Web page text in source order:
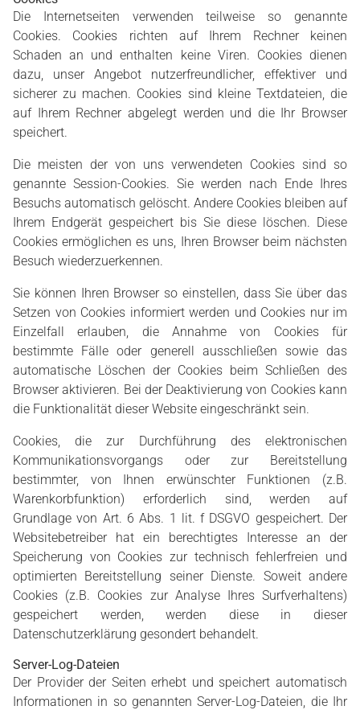
Die Internetseiten verwenden teilweise so genannte
Cookies. Cookies richten auf Ihrem Rechner keinen
Schaden an und enthalten keine Viren. Cookies dienen
dazu, unser Angebot nutzerfreundlicher, effektiver und
sicherer zu machen. Cookies sind kleine Textdateien, die
auf Ihrem Rechner abgelegt werden und die Ihr Browser
speichert.
Die meisten der von uns verwendeten Cookies sind so
genannte Session-Cookies. Sie werden nach Ende Ihres
Besuchs automatisch gelöscht. Andere Cookies bleiben auf
Ihrem Endgerät gespeichert bis Sie diese löschen. Diese
Cookies ermöglichen es uns, Ihren Browser beim nächsten
Besuch wiederzuerkennen.
Sie können Ihren Browser so einstellen, dass Sie über das
Setzen von Cookies informiert werden und Cookies nur im
Einzelfall erlauben, die Annahme von Cookies für
bestimmte Fälle oder generell ausschließen sowie das
automatische Löschen der Cookies beim Schließen des
Browser aktivieren. Bei der Deaktivierung von Cookies kann
die Funktionalität dieser Website eingeschränkt sein.
Cookies, die zur Durchführung des elektronischen
Kommunikationsvorgangs oder zur Bereitstellung
bestimmter, von Ihnen erwünschter Funktionen (z.B.
Warenkorbfunktion) erforderlich sind, werden auf
Grundlage von Art. 6 Abs. 1 lit. f DSGVO gespeichert. Der
Websitebetreiber hat ein berechtigtes Interesse an der
Speicherung von Cookies zur technisch fehlerfreien und
optimierten Bereitstellung seiner Dienste. Soweit andere
Cookies (z.B. Cookies zur Analyse Ihres Surfverhaltens)
gespeichert werden, werden diese in dieser
Datenschutzerklärung gesondert behandelt.
Server-Log-Dateien
Der Provider der Seiten erhebt und speichert automatisch
Informationen in so genannten Server-Log-Dateien, die Ihr